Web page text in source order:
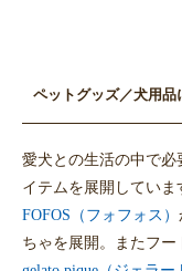
ペットグッズ／犬用品
愛犬との生活の中で
イテムを展開してい
FOFOS（フォフォス）
ちゃを展開。またフ